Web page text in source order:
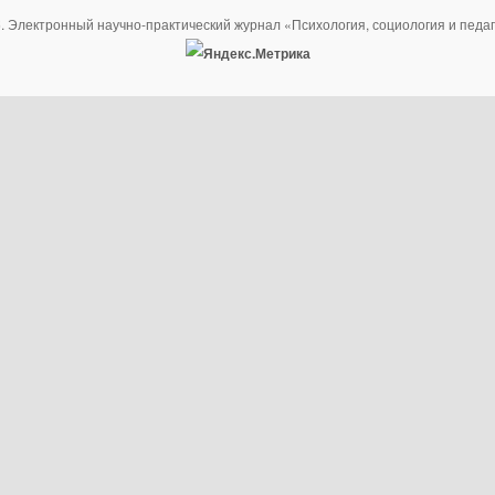
Электронный научно-практический журнал «Психология, социология и